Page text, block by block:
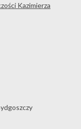
Kazimierza